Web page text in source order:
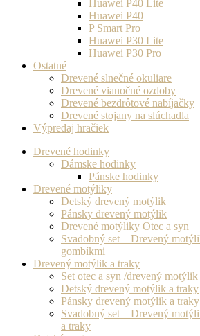
Huawei P40 Lite
Huawei P40
P Smart Pro
Huawei P30 Lite
Huawei P30 Pro
Ostatné
Drevené slnečné okuliare
Drevené vianočné ozdoby
Drevené bezdrôtové nabíjačky
Drevené stojany na slúchadla
Výpredaj hračiek
Drevené hodinky
Dámske hodinky
Pánske hodinky
Drevené motýliky
Detský drevený motýlik
Pánsky drevený motýlik
Drevené motýliky Otec a syn
Svadobný set – Drevený
gombíkmi
Drevený motýlik a traky
Set otec a syn /drevený
Detský drevený motýlik a traky
Pánsky drevený motýlik a traky
Svadobný set – Drevený
a traky